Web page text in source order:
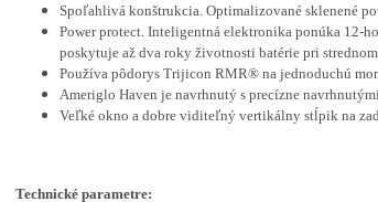
Spoľahlivá konštrukcia. Optimalizované sklenené
Power protect. Inteligentná elektronika ponúka 12-
poskytuje až dva roky životnosti batérie pri strednom
Používa pôdorys Trijicon RMR® na jednoduchú
Ameriglo Haven je navrhnutý s precízne
Veľké okno a dobre viditeľný vertikálny stĺpik na
Technické parametre: